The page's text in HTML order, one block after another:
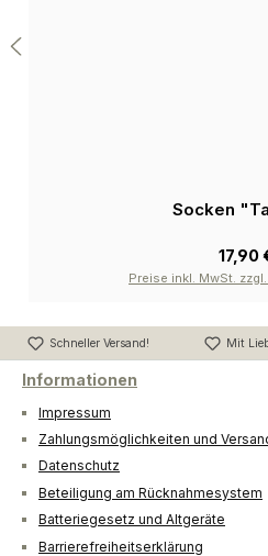
Socken
17,90
Preise inkl. MwSt.
Schneller Versand! Mit
Informationen
Impressum
Zahlungsmöglichkeiten und
Datenschutz
Beteiligung am Rücknahmesystem
Batteriegesetz und Altgeräte
Barrierefreiheitserklärung